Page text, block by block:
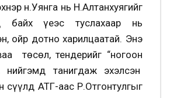
н.Уянга нь Н.Алтанхуягийг
байх үеэс туслахаар нь
ойр дотно харилцаатай. Энэ
төсөл, тендерийг “ногоон
нийгэмд танигдаж эхэлсэн
сүүлд АТГ-аас Р.Отгонтулгыг